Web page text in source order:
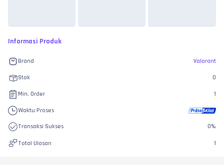
Informasi Produk
Brand Valorant
Stok 0
Min. Order 1
Waktu Proses
Transaksi Sukses 0%
Total Ulasan 1